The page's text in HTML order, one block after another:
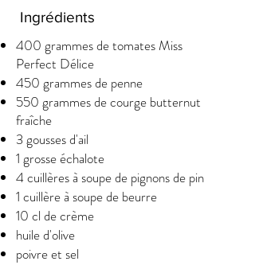
Ingrédients
400 grammes de tomates Miss
Perfect Délice
450 grammes de penne
550 grammes de courge butternut
fraîche
3 gousses d'ail
1 grosse échalote
4 cuillères à soupe de pignons de pin
1 cuillère à soupe de beurre
10 cl de crème
huile d'olive
poivre et sel